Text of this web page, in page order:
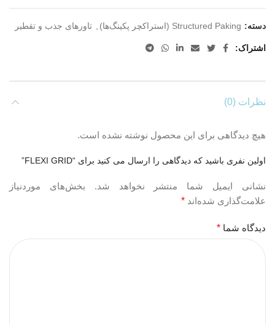
دسته: Structured Paking (استراکچر پکینگ‌ها) تاورهای جذب و تقطیر
اشتراک
نظرات (0)
هیچ دیدگاهی برای این محصول نوشته نشده است.
اولین نفری باشید که دیدگاهی را ارسال می کنید برای “FLEXI GRID”
نشانی ایمیل شما منتشر نخواهد شد.
بخش‌های موردنیاز
علامت‌گذاری شده‌اند *
دیدگاه شما *